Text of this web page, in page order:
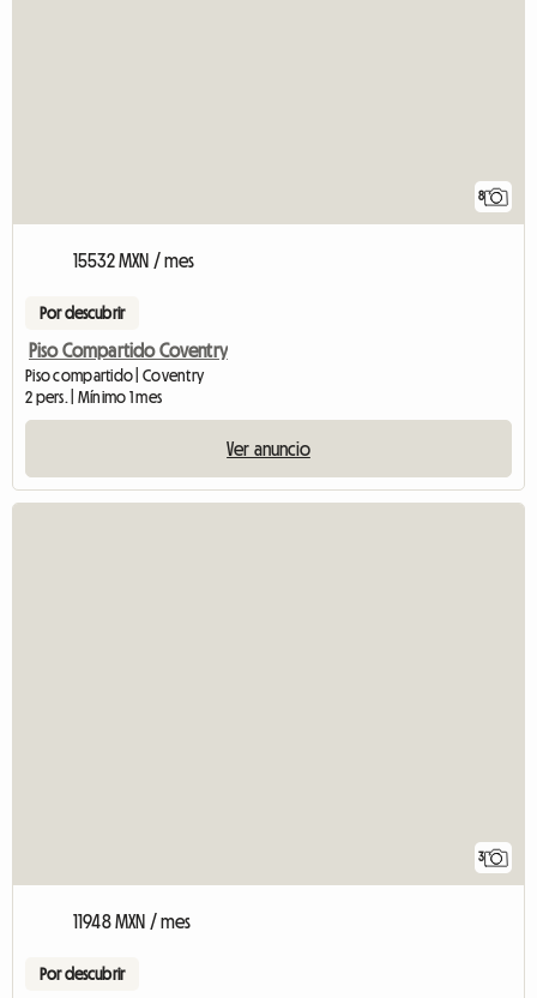
8
15532 MXN / mes
Por descubrir
Piso Compartido Coventry
Piso compartido | Coventry
2 pers. | Mínimo 1 mes
Ver anuncio
3
11948 MXN / mes
Por descubrir